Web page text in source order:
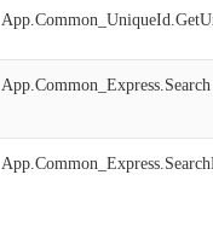
App.Common_Express.Search